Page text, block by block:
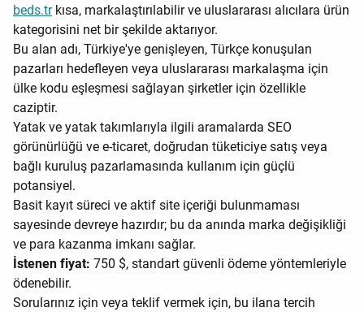
beds.trkısa, markalaştırılabilir ve uluslararası alıcılara ürün
kategorisini net bir şekilde aktarıyor.
Bu alan adı, Türkiye'ye genişleyen, Türkçe konuşulan
pazarları hedefleyen veya uluslararası markalaşma için
ülke kodu eşleşmesi sağlayan şirketler için özellikle
caziptir.
Yatak ve yatak takımlarıyla ilgili aramalarda SEO
görünürlüğü ve e-ticaret, doğrudan tüketiciye satış veya
bağlı kuruluş pazarlamasında kullanım için güçlü
potansiyel.
Basit kayıt süreci ve aktif site içeriği bulunmaması
sayesinde devreye hazırdır; bu da anında marka değişikliği
ve para kazanma imkanı sağlar.
İstenen fiyat: 750 $, standart güvenli ödeme yöntemleriyle
ödenebilir.
Sorularınız için veya teklif vermek için, bu ilana tercih